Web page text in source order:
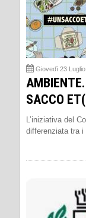
Giovedì 23
SACCO
L’iniziativa del
differenziata tra